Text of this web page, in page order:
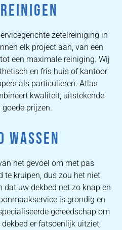
zetelreiniging in
elk project aan, van een
een maximale reiniging. Wij
en fris huis of kantoor
als particulieren. Atlas
kwaliteit, uitstekende
goede prijzen.
WASSEN
het gevoel om met pas
te kruipen, dus zou het niet
dat uw dekbed net zo knap en
is grondig en
gereedschap om
er fatsoenlijk uitziet,